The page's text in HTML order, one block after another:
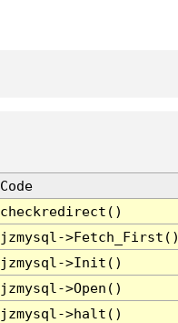
Code
checkredirect()
jzmysql-
jzmysql->Init()
jzmysql->Open()
jzmysql->halt()